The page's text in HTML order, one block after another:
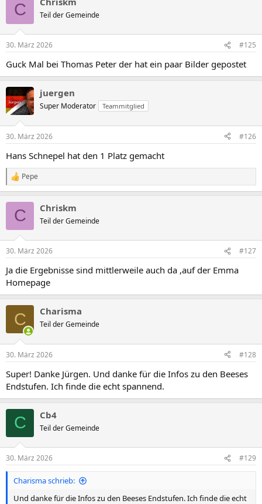
C Teil der Gemeinde
30. März 2026 #125
Guck Mal bei Thomas Peter der hat ein paar Bilder gepostet
juergen
Super Moderator Teammitglied
30. März 2026 #126
Hans Schnepel hat den 1 Platz gemacht
R
e
e
:
Pepe
C Chriskm
Teil der Gemeinde
30. März 2026 #127
Ja die Ergebnisse sind mittlerweile auch da ,auf der Emma
Homepage
C Charisma
Teil der Gemeinde
30. März 2026 #128
Super! Danke Jürgen. Und danke für die Infos zu den Beeses
Endstufen. Ich finde die echt spannend.
C Cb4
Teil der Gemeinde
30. März 2026 #129
Charisma schrieb:
Und danke für die Infos zu den Beeses Endstufen. Ich finde die echt